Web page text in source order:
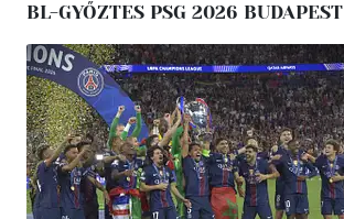
BL-GYŐZTES PSG 2026 BUDAPEST